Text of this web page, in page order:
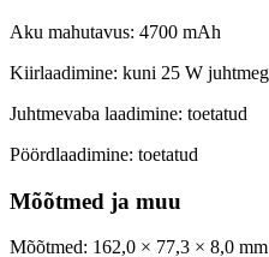
Aku mahutavus: 4700 mAh
Kiirlaadimine: kuni 25 W
Juhtmevaba laadimine: toetatud
Pöördlaadimine: toetatud
Mõõtmed ja muu
Mõõtmed: 162,0 × 77,3 × 8,0 mm